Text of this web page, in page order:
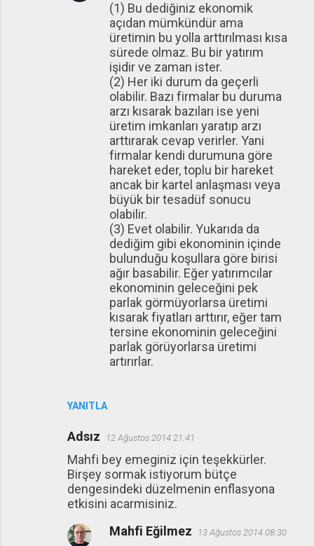
YANITLA
(1) Bu dediğiniz ekonomik
açıdan mümkündür ama
üretimin bu yolla arttırılması kısa
sürede olmaz. Bu bir yatırım
işidir ve zaman ister.
(2) Her iki durum da geçerli
olabilir. Bazı firmalar bu duruma
arzı kısarak bazıları ise yeni
üretim imkanları yaratıp arzı
arttırarak cevap verirler. Yani
firmalar kendi durumuna göre
hareket eder, toplu bir hareket
ancak bir kartel anlaşması veya
büyük bir tesadüf sonucu
olabilir.
(3) Evet olabilir. Yukarıda da
dediğim gibi ekonominin içinde
bulunduğu koşullara göre birisi
ağır basabilir. Eğer yatırımcılar
ekonominin geleceğini pek
parlak görmüyorlarsa üretimi
kısarak fiyatları arttırır, eğer tam
tersine ekonominin geleceğini
parlak görüyorlarsa üretimi
artırırlar.
Adsız 12 Ağustos 2014 21:41
Mahfi bey emeginiz için teşekkürler.
Birşey sormak istiyorum bütçe
dengesindeki düzelmenin enflasyona
etkisini acarmisiniz.
Mahfi Eğilmez 13 Ağustos 2014 08:30